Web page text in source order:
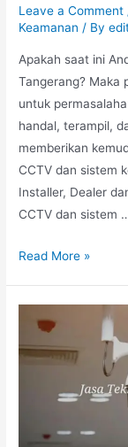
Leave a Comment
Keamanan / By
Apakah saat ini
Tangerang? Maka
untuk
handal, terampil,
memberikan
CCTV dan sistem
Installer, Dealer
CCTV dan sistem
Read More »